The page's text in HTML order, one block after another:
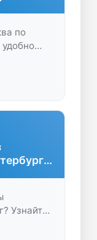
по
время
Узнайте,
онлайн